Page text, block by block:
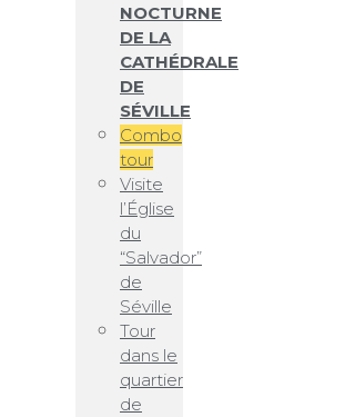
NOCTURNE
DE LA
CATHÉDRALE
DE
SÉVILLE
Combo
tour
Visite
l’Église
du
“Salvador”
de
Séville
Tour
dans le
quartier
de